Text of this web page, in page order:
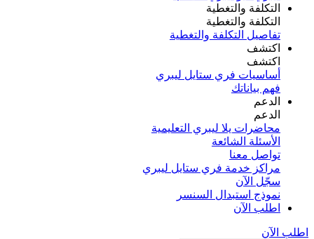
التكلفة والتغطية
التكلفة والتغطية
تفاصيل التكلفة والتغطية
اكتشف​
اكتشف​
أساسيات فري ستايل ليبري
فهم بياناتك
الدعم
الدعم
محاضرات يلا ليبري التعليمية
الأسئلة الشائعة
تواصل معنا
مراكز خدمة فري ستايل ليبري
سجّل الآن​
نموذج استبدال السنسر
اطلب الآن
اطلب الآن